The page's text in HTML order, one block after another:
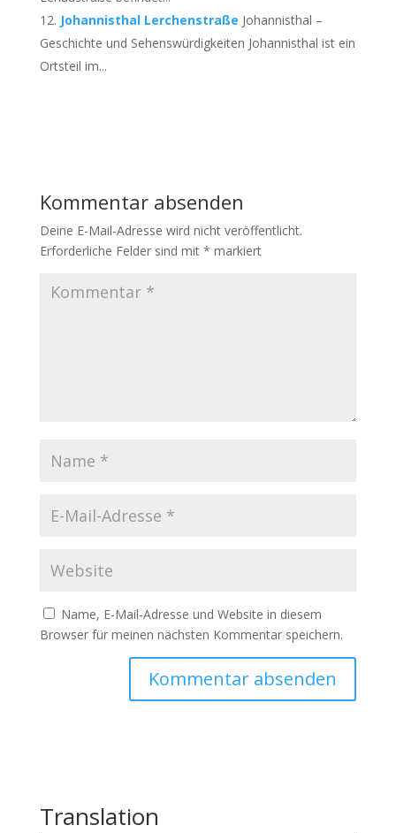
Johannisthal Lerchenstraße Johannisthal –
Geschichte und Sehenswürdigkeiten Johannisthal ist ein
Ortsteil im...
Kommentar absenden
Deine E-Mail-Adresse wird nicht veröffentlicht.
Erforderliche Felder sind mit * markiert
Name, E-Mail-Adresse und Website in diesem
Browser für meinen nächsten Kommentar speichern.
Translation